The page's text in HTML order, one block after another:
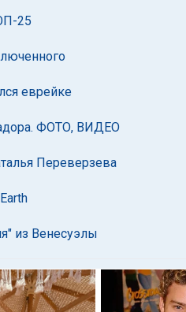
25
еврейке
ФОТО, ВИДЕО
Переверзева
из Венесуэлы